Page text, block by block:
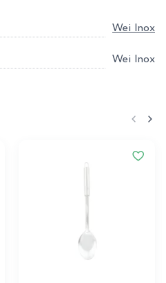
Wei Inox
Wei Inox